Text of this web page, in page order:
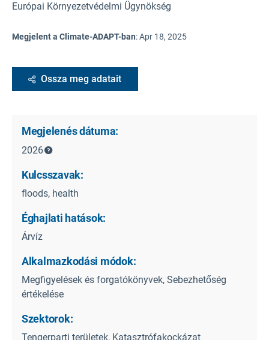
Európai Környezetvédelmi Ügynökség
Megjelent a Climate-ADAPT-ban:Apr 18, 2025
Ossza meg adatait
Megjelenés dátuma:
2026
Kulcsszavak:
floods, health
Éghajlati hatások:
Árvíz
Alkalmazkodási módok:
Megfigyelések és forgatókönyvek, Sebezhetőség
értékelése
Szektorok:
Tengerparti területek, Katasztrófakockázat